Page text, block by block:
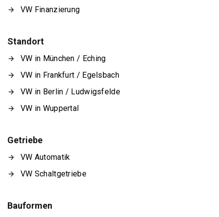
VW Finanzierung
Standort
VW in München / Eching
VW in Frankfurt / Egelsbach
VW in Berlin / Ludwigsfelde
VW in Wuppertal
Getriebe
VW Automatik
VW Schaltgetriebe
Bauformen